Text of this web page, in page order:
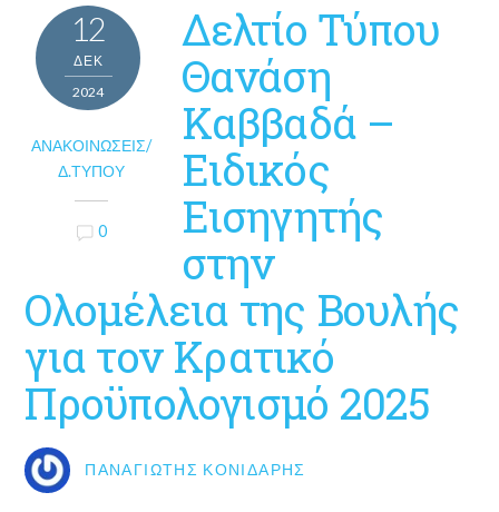
12
ΔΕΚ
2024
ΑΝΑΚΟΙΝΏΣΕΙΣ/
Δ.ΤΎΠΟΥ
0
Δελτίο Τύπου
Θανάση
Καββαδά –
Ειδικός
Εισηγητής
στην
Ολομέλεια της Βουλής
για τον Κρατικό
Προϋπολογισμό 2025
ΠΑΝΑΓΙΏΤΗΣ ΚΟΝΙΔΆΡΗΣ